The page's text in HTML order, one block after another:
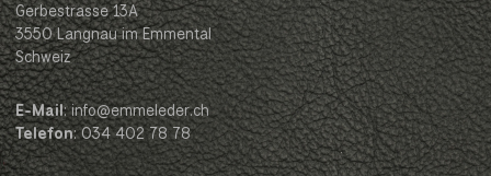
Gerbestrasse 13A
3550 Langnau im Emmental
Schweiz
E-Mail: info@emmeleder.ch
Telefon: 034 402 78 78